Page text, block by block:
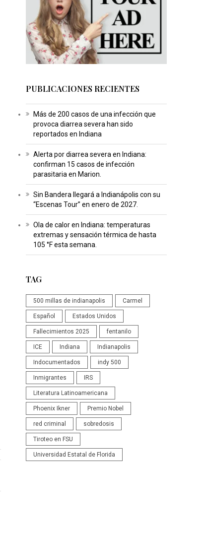
PUBLICACIONES RECIENTES
Más de 200 casos de una infección que
provoca diarrea severa han sido
reportados en Indiana
Alerta por diarrea severa en Indiana:
confirman 15 casos de infección
parasitaria en Marion.
Sin Bandera llegará a Indianápolis con su
“Escenas Tour” en enero de 2027.
Ola de calor en Indiana: temperaturas
extremas y sensación térmica de hasta
105 °F esta semana.
TAG
500 millas de indianapolis Carmel
Español Estados Unidos
Fallecimientos 2025 fentanilo
ICE Indiana Indianapolis
Indocumentados indy 500
Inmigrantes IRS
Literatura Latinoamericana
Phoenix Ikner Premio Nobel
red criminal sobredosis
Tiroteo en FSU
Universidad Estatal de Florida